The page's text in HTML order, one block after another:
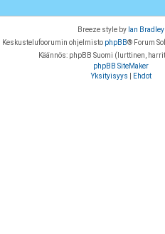
Breeze style by Ian Bradley
Keskustelufoorumin ohjelmisto phpBB® Forum
Käännös: phpBB Suomi (lurttinen,
phpBB SiteMaker
Yksityisyys
Ehdot